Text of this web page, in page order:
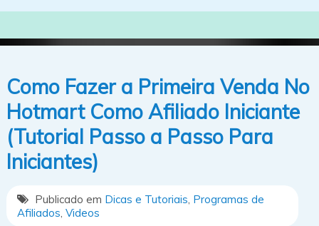
Como Fazer a Primeira Venda No
Hotmart Como Afiliado Iniciante
(Tutorial Passo a Passo Para
Iniciantes)
Publicado em Dicas e Tutoriais Programas de
Afiliados Videos